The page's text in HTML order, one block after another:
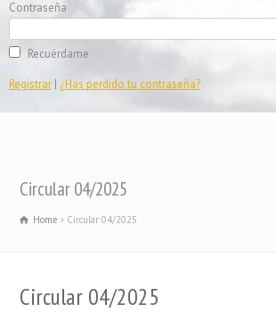
Contraseña
Recuérdame
Registrar | ¿Has perdido tu contraseña?
Circular 04/2025
Home Circular 04/2025
Circular 04/2025